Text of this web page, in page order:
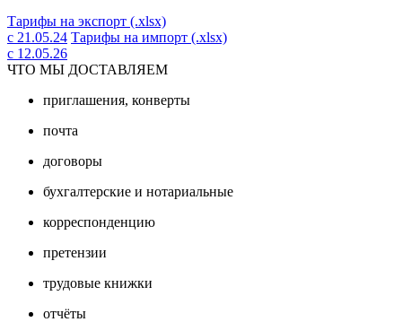
Тарифы на экспорт (.xlsx)
с 21.05.24 Тарифы на импорт (.xlsx)
с 12.05.26
ЧТО МЫ ДОСТАВЛЯЕМ
приглашения, конверты
почта
договоры
бухгалтерские и нотариальные
корреспонденцию
претензии
трудовые книжки
отчёты